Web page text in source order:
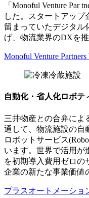
GLP大阪
「Monoful Venture Par
した。スタートアップ
留まっていたデジタル
げ、物流業界のDXを
Monoful Venture
自動化・省人化ロボテ
三井物産との合弁によ
通して、物流施設の自
ロボットサービス
います。世界で活用が
を初期導入費用ゼロの
企業の新たな事業価値
プラスオートメーショ